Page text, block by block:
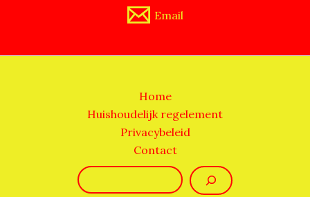
Email
Home
Huishoudelijk regelement
Privacybeleid
Contact
Zoeken